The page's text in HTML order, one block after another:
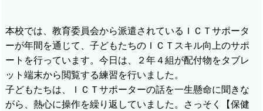
本校では、教育委員会から派遣されているＩＣＴサポータ
ーが年間を通じて、子どもたちのＩＣＴスキル向上のサポ
ートを行っています。今日は、２年４組が配付物をタブレ
ット端末から閲覧する練習を行いました。
子どもたちは、ＩＣＴサポーターの話を一生懸命に聞きな
がら、熱心に操作を繰り返していました。さっそく【保健